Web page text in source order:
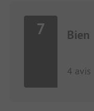
7 Bien
4 avis